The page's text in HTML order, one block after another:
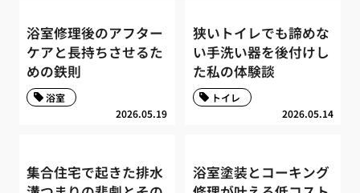
浴室修理後のアフター
ケアと長持ちさせるた
めの鉄則
2026.05.19
浴室
狭いトイレでも諦めな
い手洗い器を後付けし
た私の体験談
2026.05.14
トイレ
集合住宅で起きた排水
浴室塗装とコーキング